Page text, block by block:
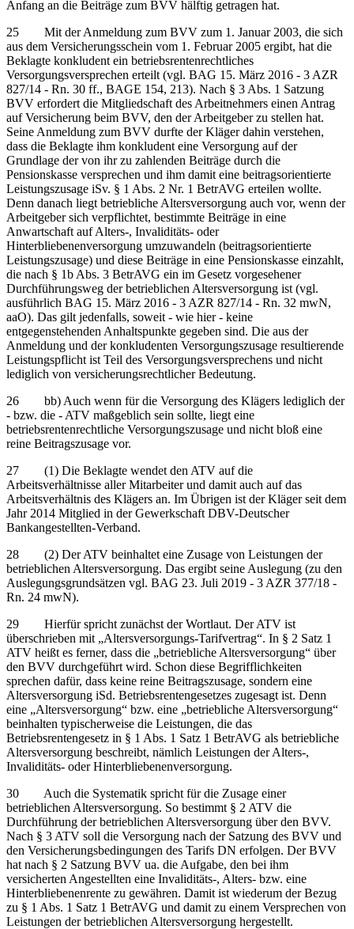
Anfang an die Beiträge zum BVV hälftig getragen hat.
25 Mit der Anmeldung zum BVV zum 1. Januar 2003, die sich
aus dem Versicherungsschein vom 1. Februar 2005 ergibt, hat die
Beklagte konkludent ein betriebsrentenrechtliches
Versorgungsversprechen erteilt (vgl. BAG 15. März 2016 - 3 AZR
827/14 - Rn. 30 ff., BAGE 154, 213). Nach § 3 Abs. 1 Satzung
BVV erfordert die Mitgliedschaft des Arbeitnehmers einen Antrag
auf Versicherung beim BVV, den der Arbeitgeber zu stellen hat.
Seine Anmeldung zum BVV durfte der Kläger dahin verstehen,
dass die Beklagte ihm konkludent eine Versorgung auf der
Grundlage der von ihr zu zahlenden Beiträge durch die
Pensionskasse versprechen und ihm damit eine beitragsorientierte
Leistungszusage iSv. § 1 Abs. 2 Nr. 1 BetrAVG erteilen wollte.
Denn danach liegt betriebliche Altersversorgung auch vor, wenn der
Arbeitgeber sich verpflichtet, bestimmte Beiträge in eine
Anwartschaft auf Alters-, Invaliditäts- oder
Hinterbliebenenversorgung umzuwandeln (beitragsorientierte
Leistungszusage) und diese Beiträge in eine Pensionskasse einzahlt,
die nach § 1b Abs. 3 BetrAVG ein im Gesetz vorgesehener
Durchführungsweg der betrieblichen Altersversorgung ist (vgl.
ausführlich BAG 15. März 2016 - 3 AZR 827/14 - Rn. 32 mwN,
aaO). Das gilt jedenfalls, soweit - wie hier - keine
entgegenstehenden Anhaltspunkte gegeben sind. Die aus der
Anmeldung und der konkludenten Versorgungszusage resultierende
Leistungspflicht ist Teil des Versorgungsversprechens und nicht
lediglich von versicherungsrechtlicher Bedeutung.
26 bb) Auch wenn für die Versorgung des Klägers lediglich der
- bzw. die - ATV maßgeblich sein sollte, liegt eine
betriebsrentenrechtliche Versorgungszusage und nicht bloß eine
reine Beitragszusage vor.
27 (1) Die Beklagte wendet den ATV auf die
Arbeitsverhältnisse aller Mitarbeiter und damit auch auf das
Arbeitsverhältnis des Klägers an. Im Übrigen ist der Kläger seit dem
Jahr 2014 Mitglied in der Gewerkschaft DBV-Deutscher
Bankangestellten-Verband.
28 (2) Der ATV beinhaltet eine Zusage von Leistungen der
betrieblichen Altersversorgung. Das ergibt seine Auslegung (zu den
Auslegungsgrundsätzen vgl. BAG 23. Juli 2019 - 3 AZR 377/18 -
Rn. 24 mwN).
29 Hierfür spricht zunächst der Wortlaut. Der ATV ist
überschrieben mit „Altersversorgungs-Tarifvertrag“. In § 2 Satz 1
ATV heißt es ferner, dass die „betriebliche Altersversorgung“ über
den BVV durchgeführt wird. Schon diese Begrifflichkeiten
sprechen dafür, dass keine reine Beitragszusage, sondern eine
Altersversorgung iSd. Betriebsrentengesetzes zugesagt ist. Denn
eine „Altersversorgung“ bzw. eine „betriebliche Altersversorgung“
beinhalten typischerweise die Leistungen, die das
Betriebsrentengesetz in § 1 Abs. 1 Satz 1 BetrAVG als betriebliche
Altersversorgung beschreibt, nämlich Leistungen der Alters-,
Invaliditäts- oder Hinterbliebenenversorgung.
30 Auch die Systematik spricht für die Zusage einer
betrieblichen Altersversorgung. So bestimmt § 2 ATV die
Durchführung der betrieblichen Altersversorgung über den BVV.
Nach § 3 ATV soll die Versorgung nach der Satzung des BVV und
den Versicherungsbedingungen des Tarifs DN erfolgen. Der BVV
hat nach § 2 Satzung BVV ua. die Aufgabe, den bei ihm
versicherten Angestellten eine Invaliditäts-, Alters- bzw. eine
Hinterbliebenenrente zu gewähren. Damit ist wiederum der Bezug
zu § 1 Abs. 1 Satz 1 BetrAVG und damit zu einem Versprechen von
Leistungen der betrieblichen Altersversorgung hergestellt.